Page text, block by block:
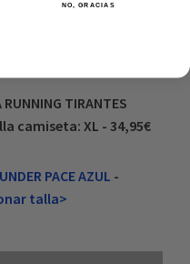
TIRANTES
camiseta: XL - 34,95€
PACE AZUL -
talla>
NO, GRACIAS